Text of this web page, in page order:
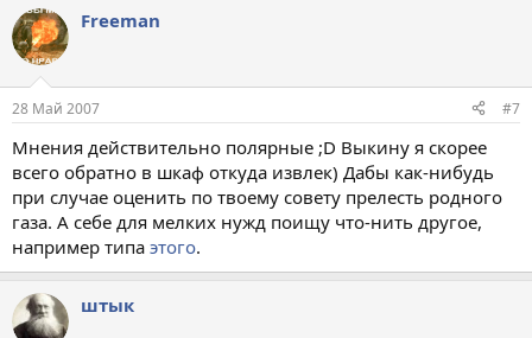
Freeman
28 Май 2007 #7
Мнения действительно полярные ;D Выкину я скорее
всего обратно в шкаф откуда извлек) Дабы как-нибудь
при случае оценить по твоему совету прелесть родного
газа. А себе для мелких нужд поищу что-нить другое,
например типа этого.
штык